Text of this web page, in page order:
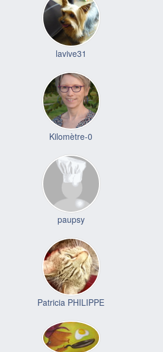
lavive31
Kilomètre-0
paupsy
Patricia PHILIPPE